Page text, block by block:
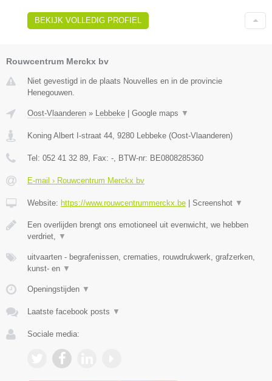
BEKIJK VOLLEDIG PROFIEL
Rouwcentrum Merckx bv
Niet gevestigd in de plaats Nouvelles en in de provincie
Henegouwen.
Oost-Vlaanderen » Lebbeke | Google maps ▼
Koning Albert I-straat 44 9280 Lebbeke (Oost-Vlaanderen)
Tel: 052 41 32 89 , Fax: - , BTW-nr: BE0808285360
E-mail › Rouwcentrum Merckx bv
Website: https://www.rouwcentrummerckx.be | Screenshot ▼
Een overlijden brengt ons emotioneel uit evenwicht, we hebben
verdriet,
▼
uitvaarten - begrafenissen, crematies, rouwdrukwerk, grafzerken,
kunst- en ▼
Openingstijden ▼
Laatste facebook posts ▼
Sociale media: